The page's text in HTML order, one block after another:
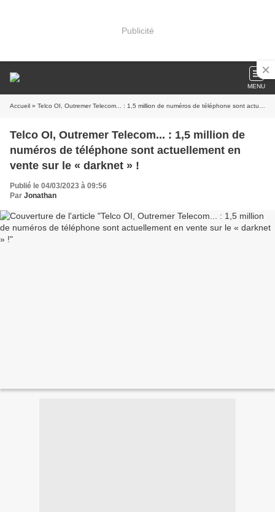
Publicité
MENU
Accueil » Telco OI, Outremer Telecom... : 1,5 million de numéros de téléphone sont actuellement en vente sur le « darknet » !
Telco OI, Outremer Telecom... : 1,5 million de
numéros de téléphone sont actuellement en
vente sur le « darknet » !
Publié le 04/03/2023 à 09:56
Par Jonathan